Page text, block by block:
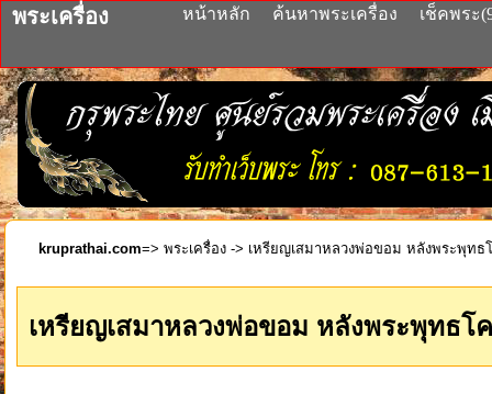
พระเครื่อง หน้าหลัก ค้นหาพระเครื่อง เช็คพระ
kruprathai.com=> พระเครื่อง -> เหรียญเสมาหลวงพ่อขอม หลังพระพุทธ
เหรียญเสมาหลวงพ่อขอม หลังพระพุทธโ